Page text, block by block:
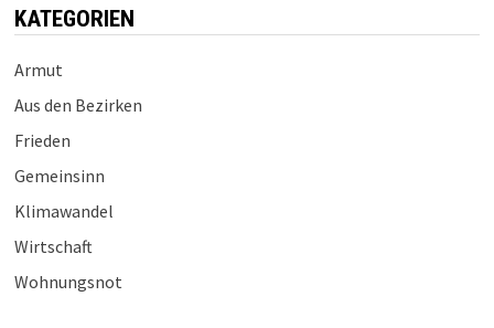
KATEGORIEN
Armut
Aus den Bezirken
Frieden
Gemeinsinn
Klimawandel
Wirtschaft
Wohnungsnot